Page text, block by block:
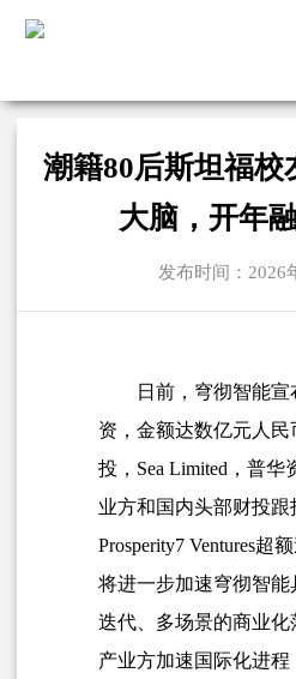
潮籍80后斯坦福校
大脑，开年
发布时间：2026
日前，穹彻智能
资，金额达数亿元人民
投，Sea Limited， 普华
业方和国内头部财投跟
Prosperity7 Ventures超
将进一步加速穹彻智
迭代、多场景的商业化
产业方加速国际化进